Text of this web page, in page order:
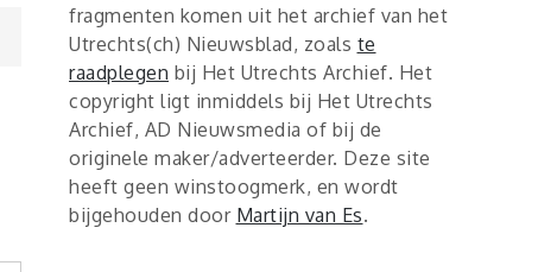
fragmenten komen uit het archief van het
Utrechts(ch) Nieuwsblad, zoals te
raadplegen bij Het Utrechts Archief. Het
copyright ligt inmiddels bij Het Utrechts
Archief, AD Nieuwsmedia of bij de
originele maker/adverteerder. Deze site
heeft geen winstoogmerk, en wordt
bijgehouden door Martijn van Es.